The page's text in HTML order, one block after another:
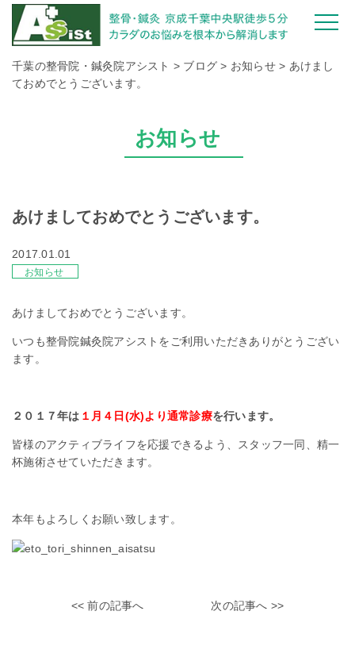
千葉の整骨院・鍼灸院アシスト > ブログ > お知らせ> あけまし
ておめでとうございます。
お知らせ
あけましておめでとうございます。
2017.01.01
お知らせ
あけましておめでとうございます。
いつも整骨院鍼灸院アシストをご利用いただきありがとうござい
ます。
２０１７年は １月４日(水)より通常診療を行います。
皆様のアクティブライフを応援できるよう、スタッフ一同、精一
杯施術させていただきます。
本年もよろしくお願い致します。
<< 前の記事へ 次の記事へ >>